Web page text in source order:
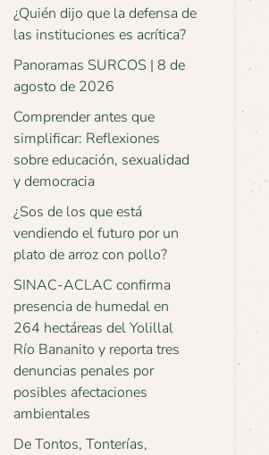
¿Quién dijo que la defensa de
las instituciones es acrítica?
Panoramas SURCOS | 8 de
agosto de 2026
Comprender antes que
simplificar: Reflexiones
sobre educación, sexualidad
y democracia
¿Sos de los que está
vendiendo el futuro por un
plato de arroz con pollo?
SINAC-ACLAC confirma
presencia de humedal en
264 hectáreas del Yolillal
Río Bananito y reporta tres
denuncias penales por
posibles afectaciones
ambientales
De Tontos, Tonterías,